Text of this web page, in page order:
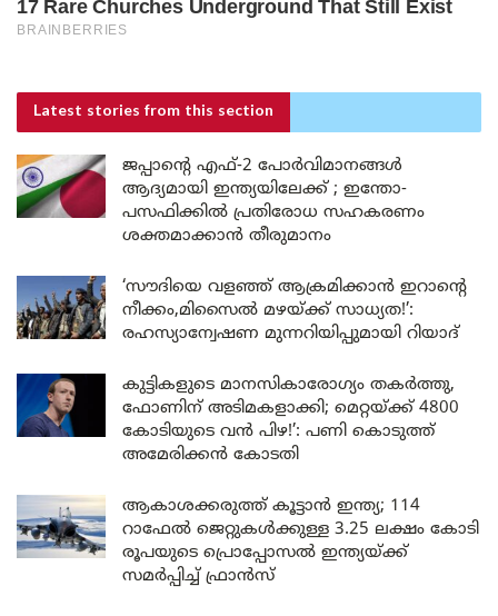
Latest stories from this section
ജപ്പാന്റെ എഫ്-2 പോർവിമാനങ്ങൾ
ആദ്യമായി ഇന്ത്യയിലേക്ക് ; ഇന്തോ-
പസഫിക്കിൽ പ്രതിരോധ സഹകരണം
ശക്തമാക്കാൻ തീരുമാനം
‘സൗദിയെ വളഞ്ഞ് ആക്രമിക്കാൻ ഇറാന്റെ
നീക്കം,മിസൈൽ മഴയ്ക്ക് സാധ്യത!’:
രഹസ്യാന്വേഷണ മുന്നറിയിപ്പുമായി റിയാദ്
കുട്ടികളുടെ മാനസികാരോഗ്യം തകർത്തു,
ഫോണിന് അടിമകളാക്കി; മെറ്റയ്ക്ക് 4800
കോടിയുടെ വൻ പിഴ!’: പണി കൊടുത്ത്
അമേരിക്കൻ കോടതി
ആകാശക്കരുത്ത് കൂട്ടാൻ ഇന്ത്യ; 114
റാഫേൽ ജെറ്റുകൾക്കുള്ള 3.25 ലക്ഷം കോടി
രൂപയുടെ പ്രൊപ്പോസൽ ഇന്ത്യയ്ക്ക്
സമർപ്പിച്ച് ഫ്രാൻസ്